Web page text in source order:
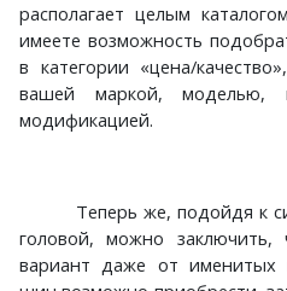
располагает целым
имеете возможность
в категории «цена/
вашей маркой, моделью,
модификацией.
Теперь же, подойдя к
головой, можно заключить,
вариант даже от именитых